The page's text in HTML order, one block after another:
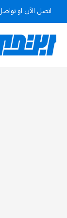
اتصل الآن او